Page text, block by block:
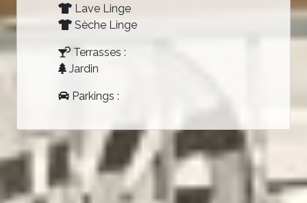
Lave Linge
Sèche Linge
Terrasses :
Jardin
Parkings :